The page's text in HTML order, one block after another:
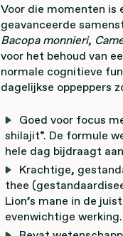
Voor die momenten is
geavanceerde
Bacopa monnieri,
voor het behoud van
normale cognitieve
dagelijkse oppeppers
Goed voor focus
shilajit*. De formule
hele dag bijdraagt
Krachtige,
thee
Lion’s mane in de
evenwichtige werking.